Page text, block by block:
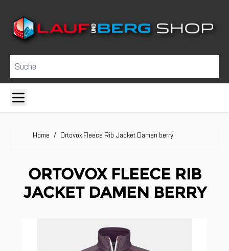
Suche
Home / Ortovox Fleece Rib Jacket Damen berry
ORTOVOX FLEECE RIB
JACKET DAMEN BERRY